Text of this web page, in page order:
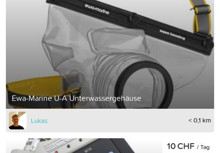
Ewa-Marine U-A Unterwassergehäuse
Lukas < 0,1 km
10 CHF / Tag